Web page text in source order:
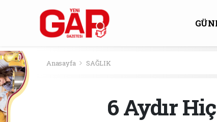
Anasayfa SAĞLIK
6 Aydır